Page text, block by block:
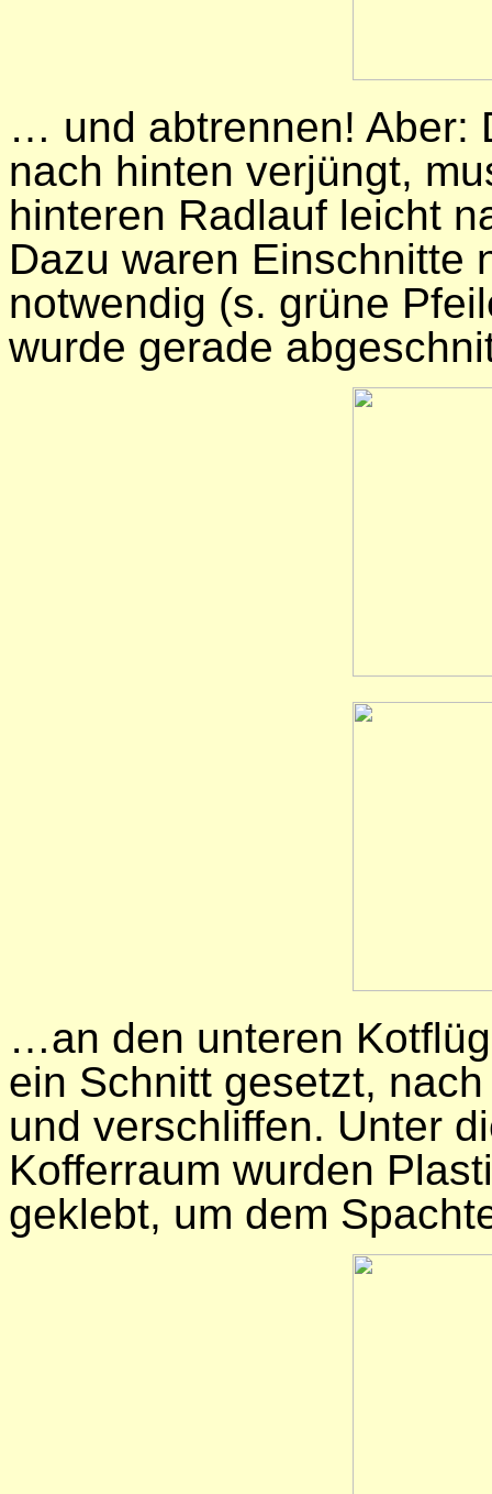
… und abtrennen! Aber:
nach hinten verjüngt,
hinteren Radlauf leicht
Dazu waren Einschnitte
notwendig (s. grüne
wurde gerade
…an den unteren
ein Schnitt gesetzt,
und verschliffen. Unter
Kofferraum wurden
geklebt, um dem